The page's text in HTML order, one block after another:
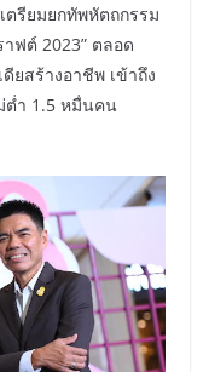
ตรียมยกทัพหัตถกรรม
ฟต์ 2023” ตลอด
ยสร้างอาชีพ เข้าถึง
ต่ำ 1.5 หมื่นคน